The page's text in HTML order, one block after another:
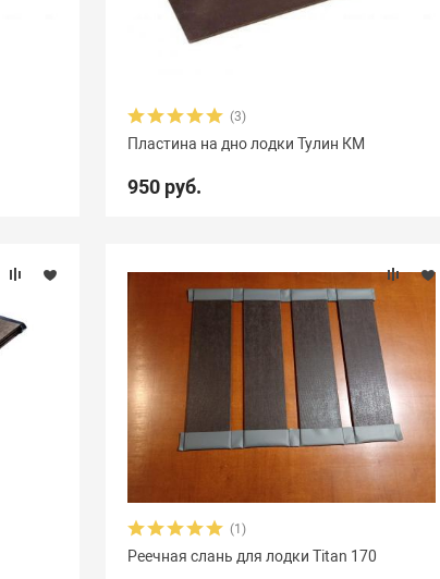
(3)
Пластина на дно лодки Тулин КМ
950 руб.
(1)
Реечная слань для лодки Titan 170